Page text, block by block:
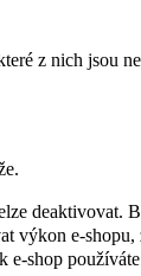
z nich jsou
deaktivovat.
výkon e-
shop